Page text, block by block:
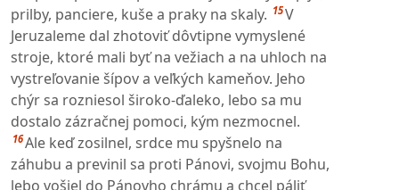
prilby, panciere, kuše a praky na skaly. 15V
Jeruzaleme dal zhotoviť dôvtipne vymyslené
stroje, ktoré mali byť na vežiach a na uhloch na
vystreľovanie šípov a veľkých kameňov. Jeho
chýr sa rozniesol široko-ďaleko, lebo sa mu
dostalo zázračnej pomoci, kým nezmocnel.
16Ale keď zosilnel, srdce mu spyšnelo na
záhubu a previnil sa proti Pánovi, svojmu Bohu,
lebo vošiel do Pánovho chrámu a chcel páliť